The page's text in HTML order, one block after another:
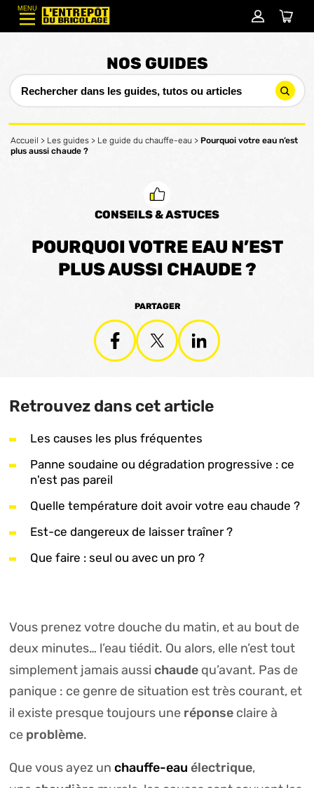
MENU
NOS GUIDES
Accueil > Les guides > Le guide du chauffe-eau > Pourquoi votre eau n’est
plus aussi chaude ?
CONSEILS & ASTUCES
POURQUOI VOTRE EAU N’EST
PLUS AUSSI CHAUDE ?
PARTAGER
Retrouvez dans cet article
Les causes les plus fréquentes
Panne soudaine ou dégradation progressive : ce
n'est pas pareil
Quelle température doit avoir votre eau chaude ?
Est-ce dangereux de laisser traîner ?
Que faire : seul ou avec un pro ?
Vous prenez votre douche du matin, et au bout de
deux minutes… l’eau tiédit. Ou alors, elle n’est tout
simplement jamais aussi chaudequ’avant. Pas de
panique : ce genre de situation est très courant, et
il existe presque toujours une réponseclaire à
ce problème.
Que vous ayez un chauffe-eau électrique,